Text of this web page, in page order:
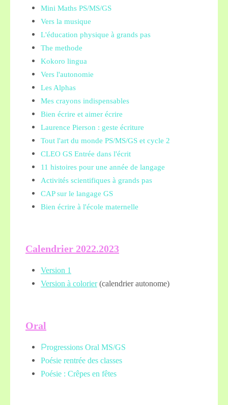
Mini Maths PS/MS/GS
Vers la musique
L'éducation physique à grands pas
The methode
Kokoro lingua
Vers l'autonomie
Les Alphas
Mes crayons indispensables
Bien écrire et aimer écrire
Laurence Pierson : geste écriture
Tout l'art du monde PS/MS/GS et cycle 2
CLEO GS Entrée dans l'écrit
11 histoires pour une année de langage
Activités scientifiques à grands pas
CAP sur le langage GS
Bien écrire à l'école maternelle
Calendrier 2022.2023
Version 1
Version à colorier(calendrier autonome)
Oral
Progressions Oral MS/GS
Poésie rentrée des classes
Poésie : Crêpes en fêtes